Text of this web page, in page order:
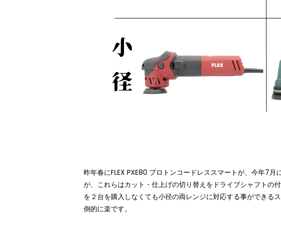
昨年春にFLEX PXE80 プロトンコードレススマートが、今年7月
が、これらはカット・仕上げの切り替えをドライブシャフトの
を２台を購入しなくても小径の両レンジに対応する事ができる
倒的に楽です。